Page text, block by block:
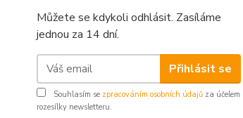
Můžete se kdykoli odhlásit. Zasíláme
jednou za 14 dní.
Přihlásit se
Souhlasím se zpracováním osobních údajů za účelem
rozesílky newsletteru.